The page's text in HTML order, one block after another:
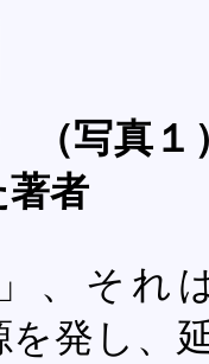
（写真
著者
、それ
を発し、